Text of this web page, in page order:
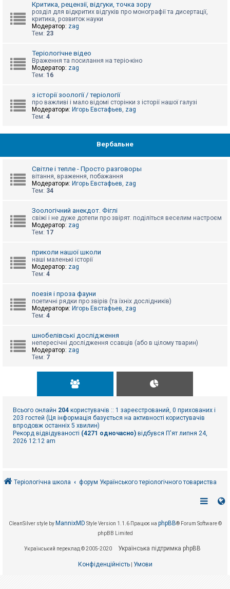
Критика, рецензії, відгуки, точка зору
розділ для відкритих відгуків про монографії та дисертації,
критика, розвиток науки
Модератор: zag
Тем: 23
Теріологічне відео
Враження та посилання на теріо-кіно
Модератор: zag
Тем: 16
з історії зоології / теріології
про важливі і мало відомі сторінки з історії нашої галузі
Модератори: Игорь Евстафьев, zag
Тем: 4
Вербальне
Світле і тепле - Просто разговоры
вітання, враження, побажання
Модератори: Игорь Евстафьев, zag
Тем: 34
Зоологічний анекдот. Фіглі
свіжі і не дуже дотепи про звірят. поділіться веселим настроєм
Модератор: zag
Тем: 17
приколи нашої школи
наші маленькі історії
Модератор: zag
Тем: 4
поезія і проза фауни
поетичні рядки про звірів (та їхніх дослідників)
Модератори: Игорь Евстафьев, zag
Тем: 4
шнобелівські дослідження
непересічні дослідження ссавців (або в цілому тварин)
Модератор: zag
Тем: 7
Всього онлайн 204 користувачів :: 1 зареєстрований, 0 прихованих і
203 гостей (Ця інформація базується на активності користувачів
впродовж останніх 5 хвилин)
Рекорд відвідуваності (4271 одночасно) відбувся П'ят липня 24,
2026 12:12 am
Теріологічна школа форум Українського теріологічного товариства
CleanSilver style by MannixMD Style Version 1.1.6 Працює на phpBB® Forum Software ©
phpBB Limited
Український переклад © 2005-2020 Українська підтримка phpBB
Конфіденційність| Умови